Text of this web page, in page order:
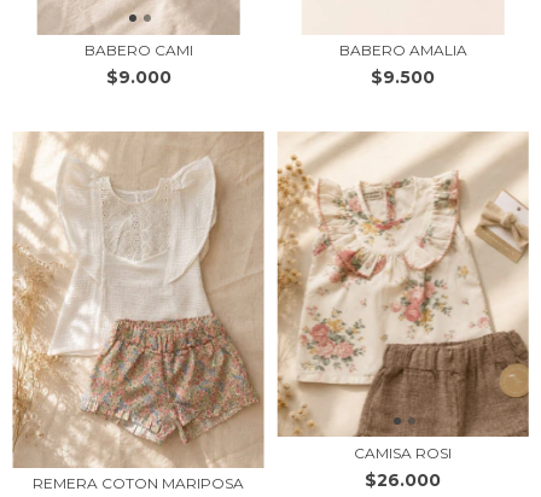
BABERO CAMI
$9.000
BABERO AMALIA
$9.500
REMERA COTON MARIPOSA
CAMISA ROSI
$26.000